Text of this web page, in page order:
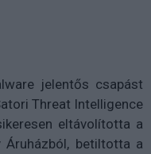
jelentős csapást
Threat Intelligence
eltávolította a
betiltotta a